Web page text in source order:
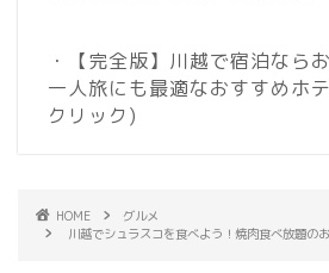
・【完全版】川越で宿泊なら
一人旅にも最適なおすすめホ
クリック)
HOME
グルメ
川越でシュラスコを食べよう！焼肉食べ放題の